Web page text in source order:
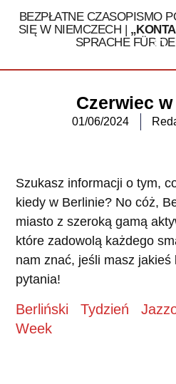
BEZPŁATNE CZASOPISMO
SIĘ W NIEMCZECH |
SPRACHE FÜR
Czerwiec
01/06/2024
Szukasz informacji o tym,
kiedy w Berlinie? No cóż,
miasto z szeroką gamą
które zadowolą każdego
nam znać, jeśli masz jakieś
pytania!
Berliński Tydzień
Week